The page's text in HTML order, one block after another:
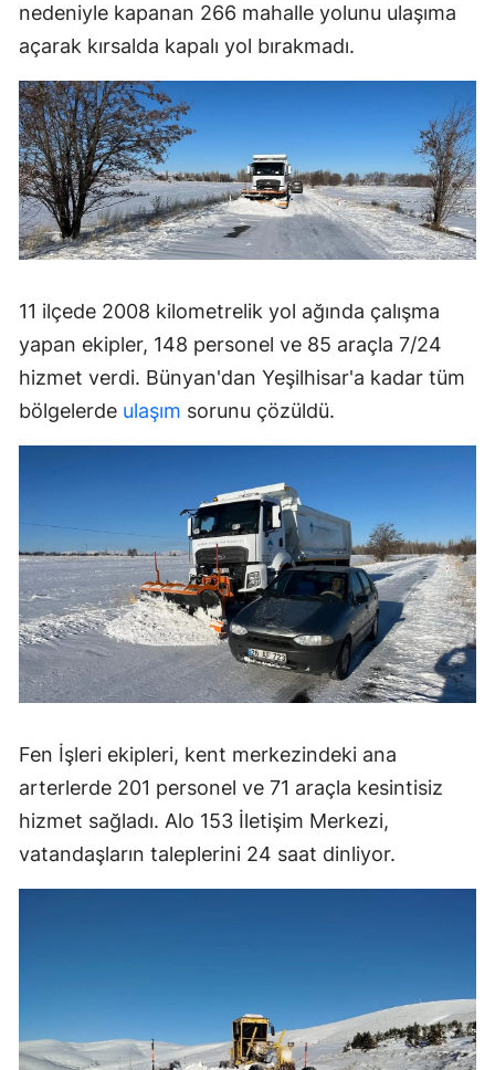
nedeniyle kapanan 266 mahalle yolunu ulaşıma
açarak kırsalda kapalı yol bırakmadı.
11 ilçede 2008 kilometrelik yol ağında çalışma
yapan ekipler, 148 personel ve 85 araçla 7/24
hizmet verdi. Bünyan'dan Yeşilhisar'a kadar tüm
bölgelerde ulaşım sorunu çözüldü.
Fen İşleri ekipleri, kent merkezindeki ana
arterlerde 201 personel ve 71 araçla kesintisiz
hizmet sağladı. Alo 153 İletişim Merkezi,
vatandaşların taleplerini 24 saat dinliyor.